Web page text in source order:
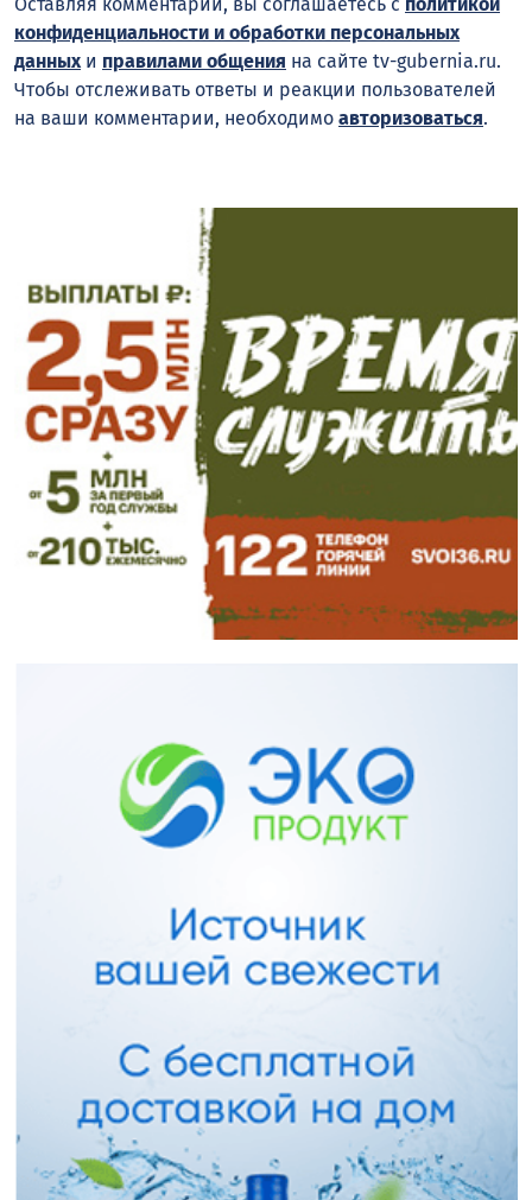
Оставляя комментарий, вы соглашаетесь с политикой
конфиденциальности и обработки персональных
данныхи правилами общения на сайте tv-gubernia.ru.
Чтобы отслеживать ответы и реакции пользователей
на ваши комментарии, необходимо авторизоваться.